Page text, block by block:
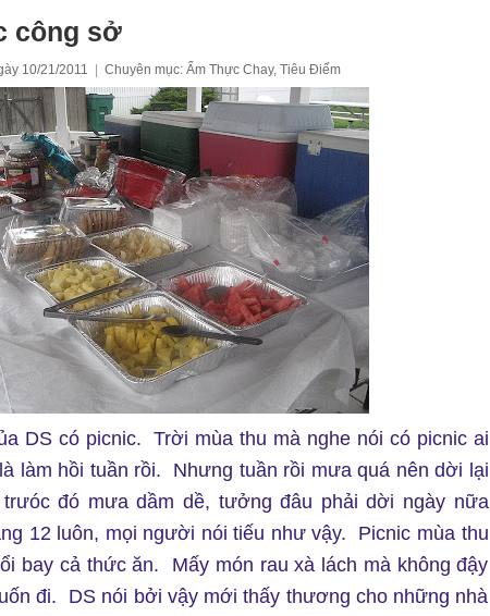
công sở
10/21/2011 Chuyên mục: Ẩm Thực Chay, Tiêu Điểm
DS có picnic. Trời mùa thu mà nghe nói có picnic ai
làm hồi tuần rồi. Nhưng tuần rồi mưa quá nên dời lại
đó mưa dầm dề, tưởng đâu phải dời ngày nữa
12 luôn, mọi người nói tiếu như vậy. Picnic mùa thu
bay cả thức ăn. Mấy món rau xà lách mà không đậy
đi. DS nói bởi vậy mới thấy thương cho những nhà